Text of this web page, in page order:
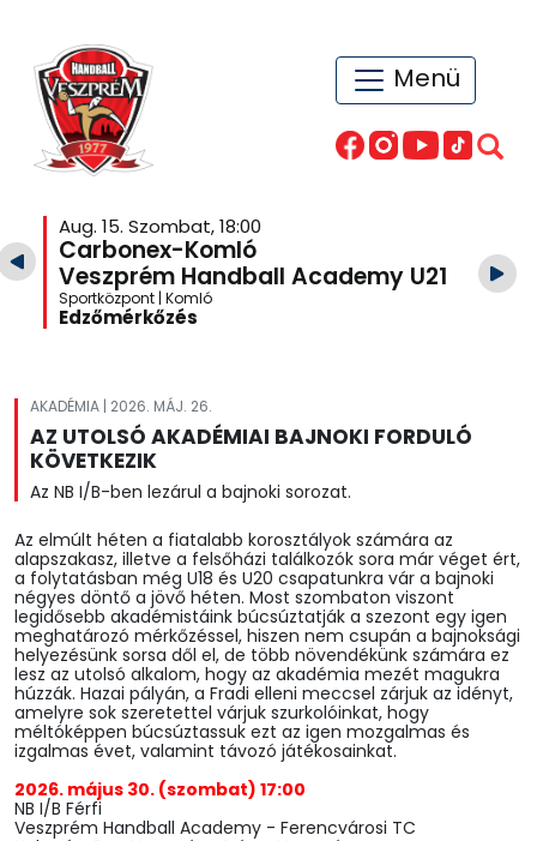
Menü
Aug. 15. Szombat, 18:00
Carbonex-Komló
Veszprém Handball Academy U21
Sportközpont | Komló
Edzőmérkőzés
AKADÉMIA | 2026. MÁJ. 26.
AZ UTOLSÓ AKADÉMIAI BAJNOKI FORDULÓ
KÖVETKEZIK
Az NB I/B-ben lezárul a bajnoki sorozat.
Az elmúlt héten a fiatalabb korosztályok számára az
alapszakasz, illetve a felsőházi találkozók sora már véget ért,
a folytatásban még U18 és U20 csapatunkra vár a bajnoki
négyes döntő a jövő héten. Most szombaton viszont
legidősebb akadémistáink búcsúztatják a szezont egy igen
meghatározó mérkőzéssel, hiszen nem csupán a bajnoksági
helyezésünk sorsa dől el, de több növendékünk számára ez
lesz az utolsó alkalom, hogy az akadémia mezét magukra
húzzák. Hazai pályán, a Fradi elleni meccsel zárjuk az idényt,
amelyre sok szeretettel várjuk szurkolóinkat, hogy
méltóképpen búcsúztassuk ezt az igen mozgalmas és
izgalmas évet, valamint távozó játékosainkat.
2026. május 30. (szombat) 17:00
NB I/B Férfi
Veszprém Handball Academy - Ferencvárosi TC